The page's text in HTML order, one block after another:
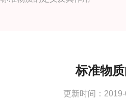
标准物
更新时间：